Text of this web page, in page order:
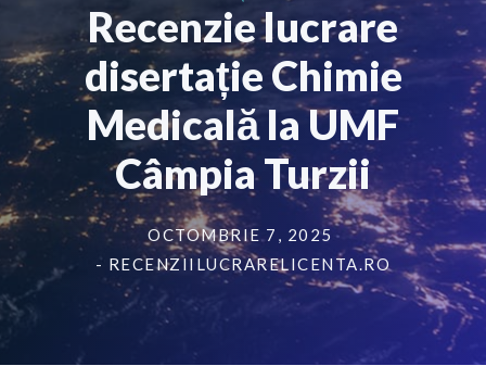
Recenzie lucrare
disertație Chimie
Medicală la UMF
Câmpia Turzii
OCTOMBRIE 7, 2025
- RECENZIILUCRARELICENTA.RO